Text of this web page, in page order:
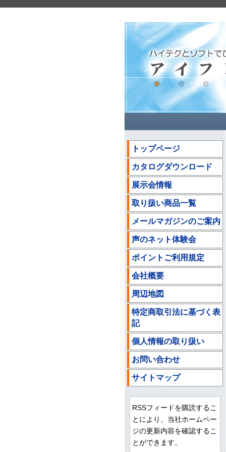
トップページ
カタログダウンロード
展示会情報
取り扱い商品一覧
メールマガジンのご案内
声のネット体験会
ポイントご利用規定
会社概要
周辺地図
特定商取引法に基づく表
記
個人情報の取り扱い
お問い合わせ
サイトマップ
RSSフィードを購読するこ
とにより、当社ホームペー
ジの更新内容を確認するこ
とができます。